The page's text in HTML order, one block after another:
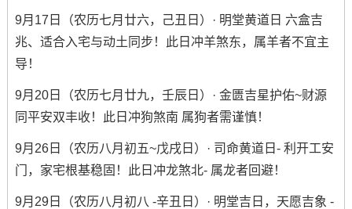
9月17日（农历七月廿六，己丑日）· 明堂黄道日 六盒吉
兆、适合入宅与动土同步！此日冲羊煞东，属羊者不宜主
导！
9月20日（农历七月廿九，壬辰日）· 金匮吉星护佑~财源
同平安双丰收！此日冲狗煞南 属狗者需谨慎！
9月26日（农历八月初五~戊戌日）· 司命黄道日- 利开工安
门，家宅根基稳固！此日冲龙煞北- 属龙者回避！
9月29日（农历八月初八 -辛丑日）· 明堂吉日，天愿吉象 -